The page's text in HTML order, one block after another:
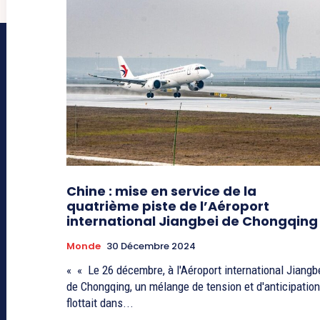
Chine : mise en service de la
quatrième piste de l’Aéroport
international Jiangbei de Chongqing
Monde 30 Décembre 2024
« « Le 26 décembre, à l'Aéroport international
de Chongqing, un mélange de tension et d'anticipation
flottait dans...